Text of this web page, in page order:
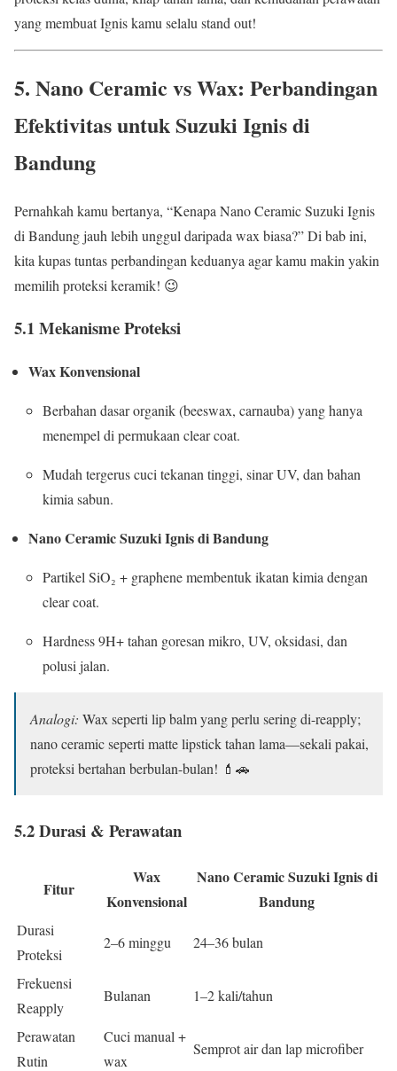
yang membuat Ignis kamu selalu stand out!
5. Nano Ceramic vs Wax: Perbandingan
Efektivitas untuk Suzuki Ignis di
Bandung
Pernahkah kamu bertanya, “Kenapa Nano Ceramic Suzuki Ignis
di Bandung jauh lebih unggul daripada wax biasa?” Di bab ini,
kita kupas tuntas perbandingan keduanya agar kamu makin yakin
memilih proteksi keramik! 😉
5.1 Mekanisme Proteksi
Wax Konvensional
Berbahan dasar organik (beeswax, carnauba) yang hanya
menempel di permukaan clear coat.
Mudah tergerus cuci tekanan tinggi, sinar UV, dan bahan
kimia sabun.
Nano Ceramic Suzuki Ignis di Bandung
Partikel SiO₂ + graphene membentuk ikatan kimia dengan
clear coat.
Hardness 9H+ tahan goresan mikro, UV, oksidasi, dan
polusi jalan.
Analogi: Wax seperti lip balm yang perlu sering di-reapply;
nano ceramic seperti matte lipstick tahan lama—sekali pakai,
proteksi bertahan berbulan-bulan! 💄🚗
5.2 Durasi & Perawatan
Fitur
Wax
Konvensional
Nano Ceramic Suzuki Ignis di
Bandung
Durasi
Proteksi
2–6 minggu 24–36 bulan
Frekuensi
Reapply
Bulanan 1–2 kali/tahun
Perawatan
Rutin
Cuci manual +
wax
Semprot air dan lap microfiber